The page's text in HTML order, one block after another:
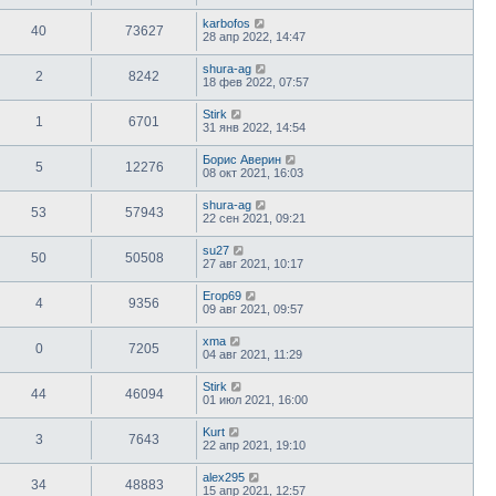
40 73627
karbofos
28 апр 2022, 14:47
2 8242
shura-ag
18 фев 2022, 07:57
1 6701
Stirk
31 янв 2022, 14:54
5 12276
Борис Аверин
08 окт 2021, 16:03
53 57943
shura-ag
22 сен 2021, 09:21
50 50508
su27
27 авг 2021, 10:17
4 9356
Егор69
09 авг 2021, 09:57
0 7205
xma
04 авг 2021, 11:29
44 46094
Stirk
01 июл 2021, 16:00
3 7643
Kurt
22 апр 2021, 19:10
34 48883
alex295
15 апр 2021, 12:57